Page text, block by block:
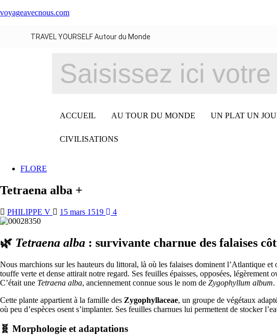
voyageavecnous.com
TRAVEL YOURSELF Autour du Monde
ACCUEIL AU TOUR DU MONDE UN PLAT UN
CIVILISATIONS
FLORE
Tetraena alba +
PHILIPPE V 15 mars 1519 4
🌿 Tetraena alba : survivante charnue des falaises
Nous marchions sur les hauteurs du littoral, là où les falaises dominent l’Atlantique
touffe verte et dense attirait notre regard. Ses feuilles épaisses, opposées, légèrement
C’était une Tetraena alba, anciennement connue sous le nom de Zygophyllum album.
Cette plante appartient à la famille des Zygophyllaceae, un groupe de végétaux
où peu d’espèces osent s’implanter. Ses feuilles charnues lui permettent de stocker
🧬 Morphologie et adaptations